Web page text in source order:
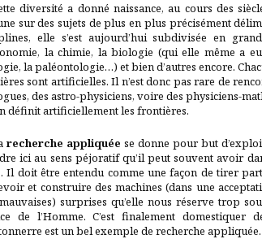
diversité a donné naissance, au cours des
sur des sujets de plus en plus précisément
elle s’est aujourd’hui subdivisée en
la chimie, la biologie (qui elle même a
la paléontologie…) et bien d’autres encore.
sont artificielles. Il n’est donc pas rare de
des astro-physiciens, voire des physiciens-
définit artificiellement les frontières.
recherche appliquée se donne pour but
ici au sens péjoratif qu’il peut souvent avoir
Il doit être entendu comme une façon de tirer
et construire des machines (dans une
surprises qu’elle nous réserve trop
de l’Homme. C’est finalement
est un bel exemple de recherche appliquée.